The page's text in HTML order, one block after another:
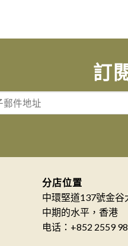
訂
分店位置
中環堅道137號金谷
中期的水平，香港
电话：+852 2559